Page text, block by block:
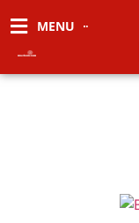
MENU